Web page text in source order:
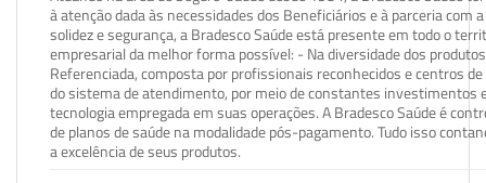
à atenção dada às necessidades dos Beneficiários e à parceria com
solidez e segurança, a Bradesco Saúde está presente em todo o
empresarial da melhor forma possível: - Na diversidade dos
Referenciada, composta por profissionais reconhecidos e centros
do sistema de atendimento, por meio de constantes investimentos
tecnologia empregada em suas operações. A Bradesco Saúde é
de planos de saúde na modalidade pós-pagamento. Tudo isso
a excelência de seus produtos.